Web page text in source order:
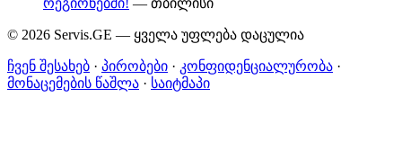
© 2026 Servis.GE — ყველა უფლება დაცულია
ჩვენ შესახებ · პირობები · კონფიდენციალურობა ·
მონაცემების წაშლა · საიტმაპი